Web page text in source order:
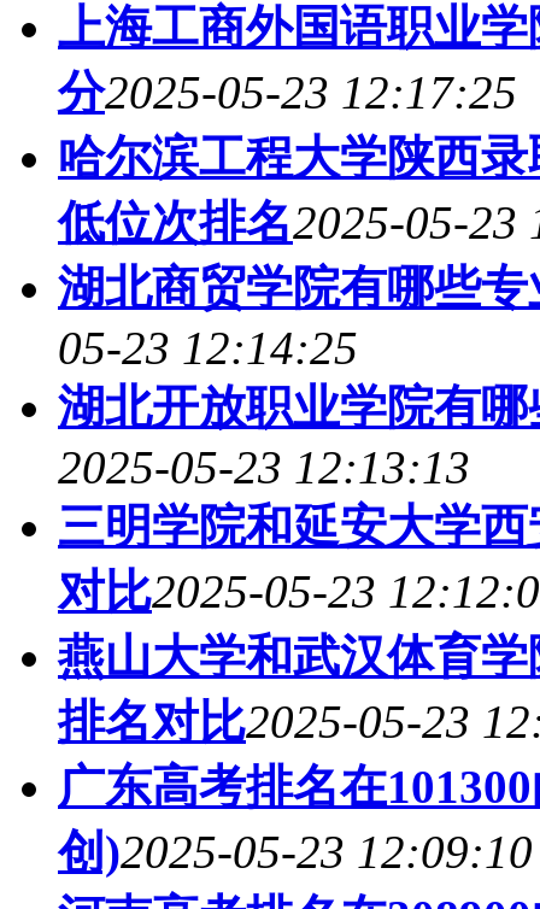
上海工商外国语职业
分2025-05-23 12:17:25
哈尔滨工程大学陕西
低位次排名2025-05-23
湖北商贸学院有哪些
05-23 12:14:25
湖北开放职业学院有
2025-05-23 12:13:13
三明学院和延安大学
对比2025-05-23
燕山大学和武汉体育
排名对比2025-05-23
广东高考排名在
创)2025-05-23 12:09:10